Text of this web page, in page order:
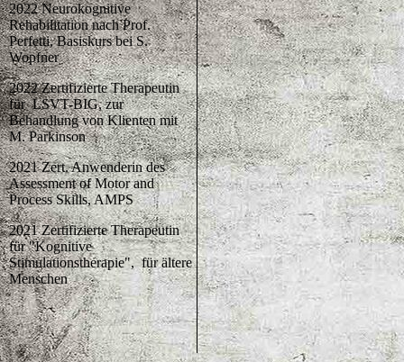
2022 Neurokognitive
Rehabilitation nach Prof.
Perfetti, Basiskurs bei S.
Wopfner
2022 Zertifizierte Therapeutin
für LSVT-BIG, zur
Behandlung von Klienten mit
M. Parkinson
2021 Zert. Anwenderin des
Assessment of Motor and
Process Skills, AMPS
2021 Zertifizierte Therapeutin
für "Kognitive
Stimulationstherapie", für ältere
Menschen